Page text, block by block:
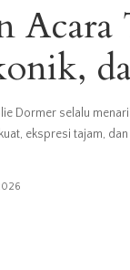
Dormer selalu
ekspresi tajam,